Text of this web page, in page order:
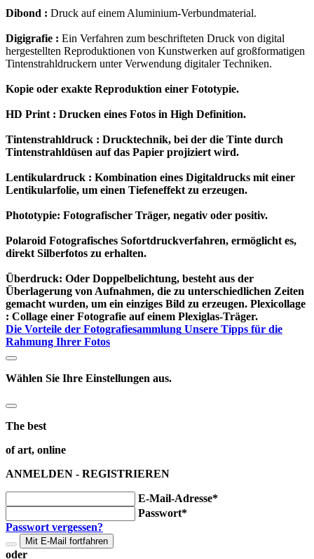
Dibond : Druck auf einem Aluminium-Verbundmaterial.
Digigrafie : Ein Verfahren zum beschrifteten Druck von digital
hergestellten Reproduktionen von Kunstwerken auf großformatigen
Tintenstrahldruckern unter Verwendung digitaler Techniken.
Kopie oder exakte Reproduktion einer Fototypie.
HD Print : Drucken eines Fotos in High Definition.
Tintenstrahldruck : Drucktechnik, bei der die Tinte durch
Tintenstrahldüsen auf das Papier projiziert wird.
Lentikulardruck : Kombination eines Digitaldrucks mit einer
Lentikularfolie, um einen Tiefeneffekt zu erzeugen.
Phototypie: Fotografischer Träger, negativ oder positiv.
Polaroid Fotografisches Sofortdruckverfahren, ermöglicht es,
direkt Silberfotos zu erhalten.
Überdruck: Oder Doppelbelichtung, besteht aus der
Überlagerung von Aufnahmen, die zu unterschiedlichen Zeiten
gemacht wurden, um ein einziges Bild zu erzeugen. Plexicollage
: Collage einer Fotografie auf einem Plexiglas-Träger.
Die Vorteile der Fotografiesammlung Unsere Tipps für die
Rahmung Ihrer Fotos
Wählen Sie Ihre Einstellungen aus.
The best
of art, online
ANMELDEN - REGISTRIEREN
E-Mail-Adresse*
Passwort*
Passwort vergessen?
Mit E-Mail fortfahren
oder